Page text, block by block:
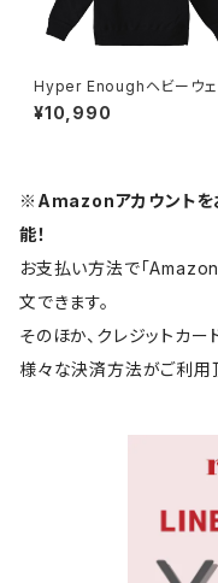
Hyper Enoughヘビーウェ
パーカー 1014-230221241
¥10,990
※Amazonアカウントを
能！
お支払い方法で「
文できます。
そのほか、クレジットカー
様々な決済方法がご利用